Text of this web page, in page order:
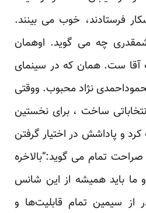
فرستادند، خوب می بینند.
چه می گوید. اوهمان
ست. همان که در سینمای
نژاد محبوب. ووقتی
انتخاباتی ساخت ، برای نخستین
کرد و پاداشش در اختیار گرفتن
تمام می گوید:“بالاخره
باید همیشه از این شانس
از سیمین تمام قابلیت‌ها و